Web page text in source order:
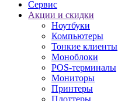
Сервис
Акции и скидки
Ноутбуки
Компьютеры
Тонкие клиенты
Моноблоки
POS-терминалы
Мониторы
Принтеры
Плоттеры